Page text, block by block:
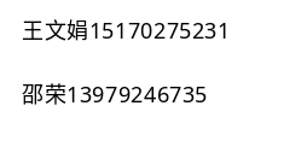
王文娟15170275231
邵荣13979246735